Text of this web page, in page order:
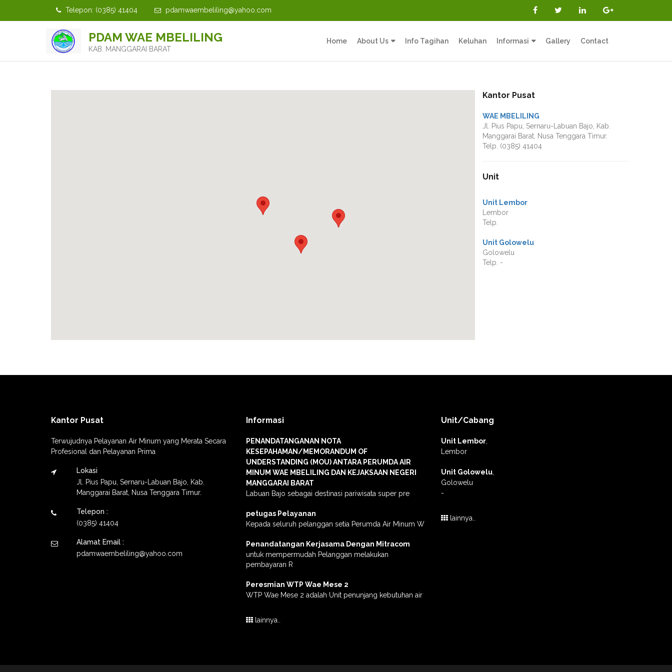
Telepon: (0385) 41404 pdamwaembeliling@yahoo.com
PDAM WAE MBELILING
KAB. MANGGARAI BARAT
Home About Us Info Tagihan Keluhan Informasi Gallery Contact
Kantor Pusat
WAE MBELILING
Jl. Pius Papu, Sernaru-Labuan Bajo, Kab.
Manggarai Barat, Nusa Tenggara Timur.
Telp. (0385) 41404
Unit
Unit Lembor
Lembor
Telp.
Unit Golowelu
Golowelu
Telp. -
Kantor Pusat
Terwujudnya Pelayanan Air Minum yang Merata Secara
Profesional dan Pelayanan Prima
Lokasi
Jl. Pius Papu, Sernaru-Labuan Bajo, Kab.
Manggarai Barat, Nusa Tenggara Timur.
Telepon :
(0385) 41404
Alamat Email :
pdamwaembeliling@yahoo.com
Informasi
PENANDATANGANAN NOTA
KESEPAHAMAN/MEMORANDUM OF
UNDERSTANDING (MOU) ANTARA PERUMDA AIR
MINUM WAE MBELILING DAN KEJAKSAAN NEGERI
MANGGARAI BARAT
Labuan Bajo sebagai destinasi pariwisata super pre
petugas Pelayanan
Kepada seluruh pelanggan setia Perumda Air Minum W
Penandatangan Kerjasama Dengan Mitracom
untuk mempermudah Pelanggan melakukan
pembayaran R
Peresmian WTP Wae Mese 2
WTP Wae Mese 2 adalah Unit penunjang kebutuhan air
lainnya..
Unit/Cabang
Unit Lembor
Lembor
Unit Golowelu
Golowelu
-
lainnya..